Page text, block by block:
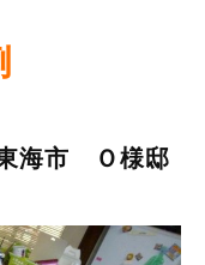
海市 Ｏ様邸